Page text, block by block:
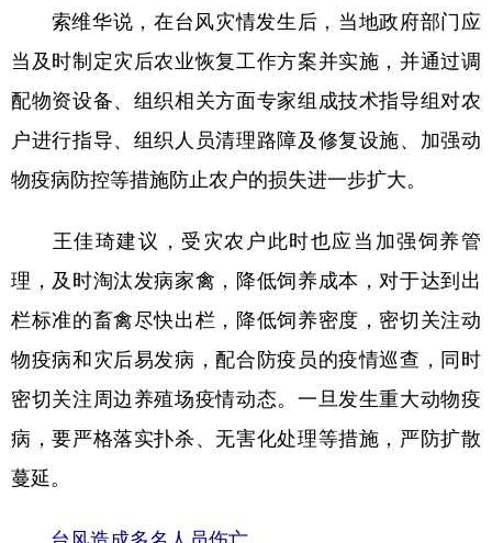
索维华说，在台风灾情发生后，当地政府部门应
当及时制定灾后农业恢复工作方案并实施，并通过调
配物资设备、组织相关方面专家组成技术指导组对农
户进行指导、组织人员清理路障及修复设施、加强动
物疫病防控等措施防止农户的损失进一步扩大。
王佳琦建议，受灾农户此时也应当加强饲养管
理，及时淘汰发病家禽，降低饲养成本，对于达到出
栏标准的畜禽尽快出栏，降低饲养密度，密切关注动
物疫病和灾后易发病，配合防疫员的疫情巡查，同时
密切关注周边养殖场疫情动态。一旦发生重大动物疫
病，要严格落实扑杀、无害化处理等措施，严防扩散
蔓延。
台风造成多名人员伤亡